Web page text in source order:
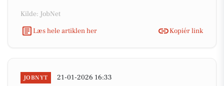
Kilde: JobNet
Læs hele artiklen her
Kopiér link
JOBNYT 21-01-2026 16:33